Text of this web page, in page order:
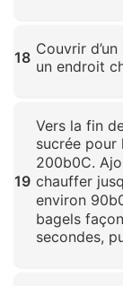
18 Couvrir
un endroit
19
Vers la fin
sucrée
200 b0C.
chauffer
environ
bagels
secondes,